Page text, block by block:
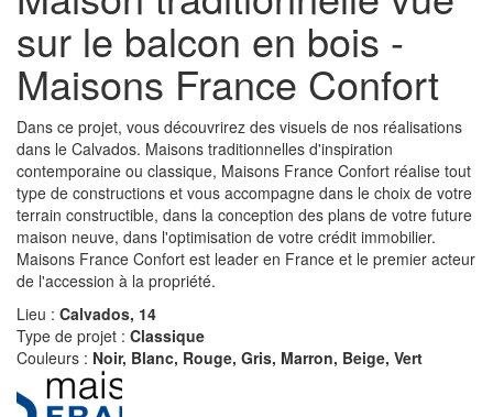
sur le balcon en bois -
Maisons France Confort
Dans ce projet, vous découvrirez des visuels de nos réalisations
dans le Calvados. Maisons traditionnelles d'inspiration
contemporaine ou classique, Maisons France Confort réalise tout
type de constructions et vous accompagne dans le choix de votre
terrain constructible, dans la conception des plans de votre future
maison neuve, dans l'optimisation de votre crédit immobilier.
Maisons France Confort est leader en France et le premier acteur
de l'accession à la propriété.
Lieu : Calvados, 14
Type de projet : Classique
Couleurs : Noir, Blanc, Rouge, Gris, Marron, Beige, Vert